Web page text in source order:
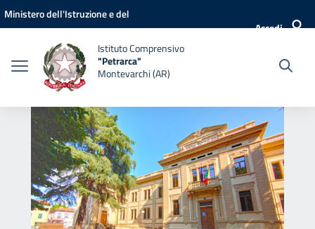
Vai ai contenuti
Vai al menu di navigazione
Vai al footer
Ministero dell'Istruzione e del
Accedi
Istituto Comprensivo
"Petrarca"
Montevarchi (AR)